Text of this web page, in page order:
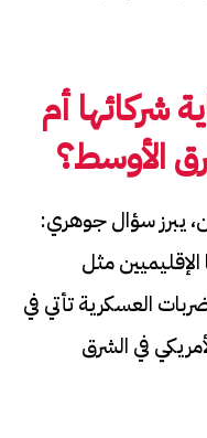
شركائها أم
الأوسط؟
يبرز سؤال جوهري:
مثل
العسكرية تأتي في
في الشرق